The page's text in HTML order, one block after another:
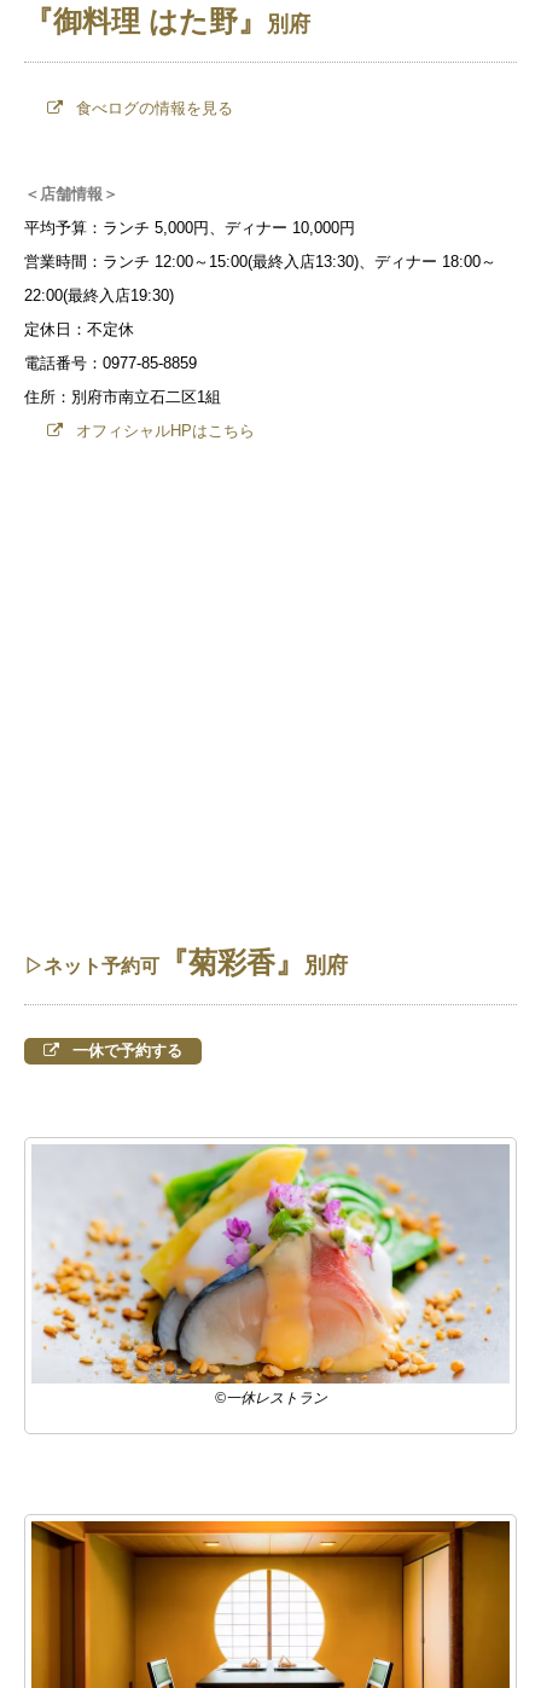
『御料理 はた野』 別府
食べログの情報を見る
＜店舗情報＞
平均予算：ランチ 5,000円、ディナー 10,000円
営業時間：ランチ 12:00～15:00(最終入店13:30)、ディナー 18:00～
22:00(最終入店19:30)
定休日：不定休
電話番号：0977-85-8859
住所：別府市南立石二区1組
オフィシャルHPはこちら
▷ネット予約可 『菊彩香』 別府
一休で予約する
©一休レストラン